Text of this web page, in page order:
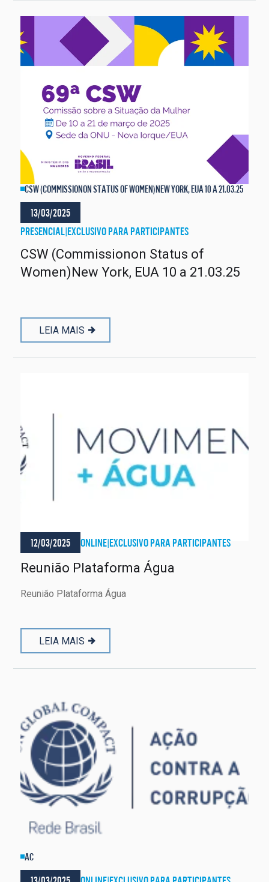
CSW (COMMISSIONON STATUS OF WOMEN)NEW YORK, EUA 10 A 21.03.25
13/03/2025
PRESENCIAL|EXCLUSIVO PARA PARTICIPANTES
CSW (Commissionon Status of
Women)New York, EUA 10 a 21.03.25
LEIA MAIS
12/03/2025 ONLINE|EXCLUSIVO PARA PARTICIPANTES
Reunião Plataforma Água
Reunião Plataforma Água
LEIA MAIS
AC